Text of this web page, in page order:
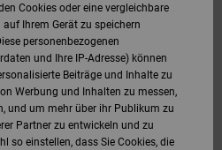
SALE SNOW
T-Shirts
Jacken &
Sale Snow
Jacken &
Hoodies &
Pure
Net
Alle ansehen
Manteca
Construct
Ascend
Sandalen
Winterschuhe
Snowboard
Hemden
Jeans
Jacken &
Manteca
Best Sellers
Sandalen
Snowboard
Unisex
Sneakers
Alle ansehen
Hemden
Alle ansehen
Winterschuhe
Polarfleece &
Softshells
Alle ansehen
SHOP FÜR
Mützen
Alle ansehen
Cookies oder eine vergleichbare
Ihrem Gerät zu speichern
personenbezogenen
und Ihre IP-Adresse) können
Beiträge und Inhalte zu
Werbung und Inhalten zu messen,
und um mehr über ihr Publikum zu
Partner zu entwickeln und zu
so einstellen, dass Sie Cookies, die